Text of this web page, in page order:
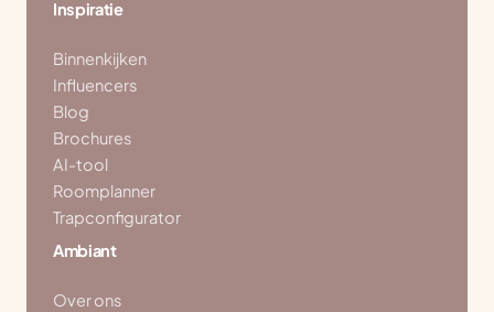
Inspiratie
Binnenkijken
Influencers
Blog
Brochures
AI-tool
Roomplanner
Trapconfigurator
Ambiant
Over ons